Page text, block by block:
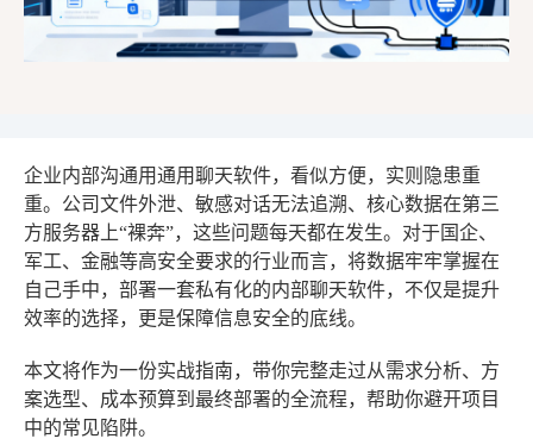
企业内部沟通用通用聊天软件，看似方便，实则隐患重
重。公司文件外泄、敏感对话无法追溯、核心数据在第三
方服务器上“裸奔”，这些问题每天都在发生。对于国企、
军工、金融等高安全要求的行业而言，将数据牢牢掌握在
自己手中，部署一套私有化的内部聊天软件，不仅是提升
效率的选择，更是保障信息安全的底线。
本文将作为一份实战指南，带你完整走过从需求分析、方
案选型、成本预算到最终部署的全流程，帮助你避开项目
中的常见陷阱。